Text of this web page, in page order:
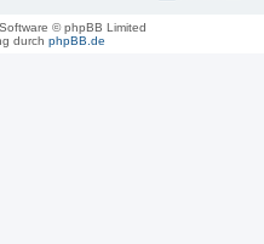
© phpBB Limited
durch phpBB.de